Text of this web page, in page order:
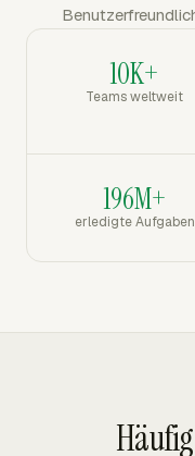
10K+
Teams weltweit
196M+
erledigte Aufgaben